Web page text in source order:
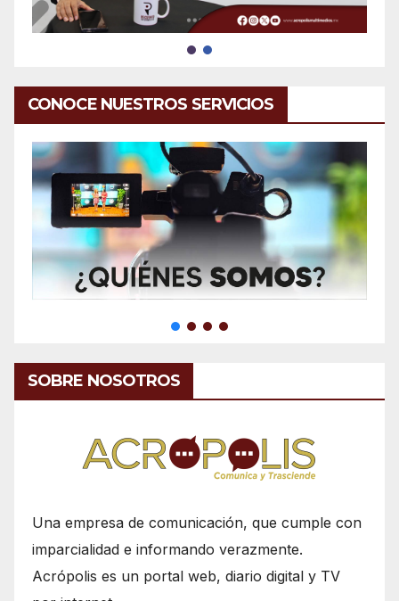
CONOCE NUESTROS SERVICIOS
SOBRE NOSOTROS
Una empresa de comunicación, que cumple con
imparcialidad e informando verazmente.
Acrópolis es un portal web, diario digital y TV